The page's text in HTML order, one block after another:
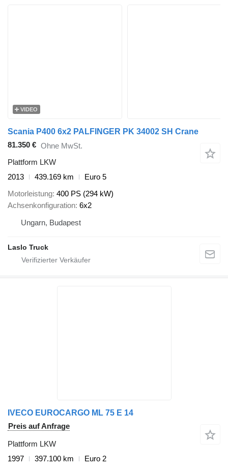
VIDEO
Scania P400 6x2 PALFINGER PK 34002 SH Crane
81.350 € Ohne MwSt.
Plattform LKW
2013
439.169 km
Euro 5
Motorleistung 400 PS (294 kW)
Achsenkonfiguration 6x2
Ungarn, Budapest
Laslo Truck
IVECO EUROCARGO ML 75 E 14
Preis auf Anfrage
Plattform LKW
1997
397.100 km
Euro 2